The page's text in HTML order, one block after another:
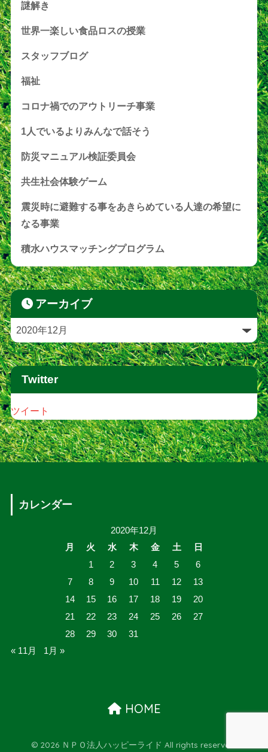
謎解き
世界一楽しい食品ロスの授業
スタッフブログ
福祉
コロナ禍でのアウトリーチ事業
1人でいるよりみんなで話そう
防災マニュアル検証委員会
共生社会体験ゲーム
震災時に避難する事をあきらめている人達の希望に
なる事業
積水ハウスマッチングプログラム
アーカイブ
Twitter
ツイート
カレンダー
2020年12月
月
火 水 木 金 土
日
1
2 3 4 5
6
7
8 9 10 11 12
13
14
15 16 17 18 19
20
21
22 23 24 25 26
27
28
29 30
31
« 11月
1月 »
HOME
© 2026 ＮＰＯ法人ハッピーライド All rights reserved.